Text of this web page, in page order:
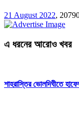
21 August 2022,
এ ধরনের আরোও খবর
শাহরাস্তির ভোলদিঘীতে